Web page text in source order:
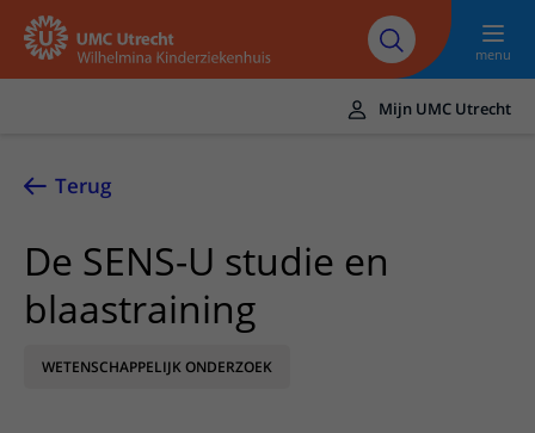
Naar hoofdinhoud
UMC
Utrecht
Research
Steun het
WKZ
menu
UMC Utrecht
Onze zorg
Ziektebeelden
Onderzoeken
Voor patiënten
Ik heb een afspraak op de polikliniek
Mijn UMC Utrecht
Terug
De SENS-U studie en
blaastraining
WETENSCHAPPELIJK ONDERZOEK